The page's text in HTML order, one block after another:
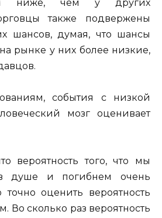
ниже, чем у других
также подвержены
шансов, думая, что шансы
рынке у них более низкие,
события с низкой
мозг оценивает
вероятность того, что мы
в душе и погибнем очень
точно оценить вероятность
Во сколько раз вероятность